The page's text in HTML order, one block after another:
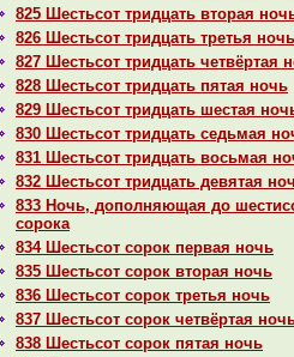
825 Шестьсот тридцать втоpaя
826 Шестьсот тридцать третья ночь
827 Шестьсот тридцать четвёртая
828 Шестьсот тридцать пятая ночь
829 Шестьсот тридцать шестая
830 Шестьсот тридцать седьмая
831 Шестьсот тридцать восьмая
832 Шестьсот тридцать девятая
833 Ночь, дополняющая до
сорока
834 Шестьсот сорок первая ночь
835 Шестьсот сорок втоpaя ночь
836 Шестьсот сорок третья ночь
837 Шестьсот сорок четвёртая
838 Шестьсот сорок пятая ночь